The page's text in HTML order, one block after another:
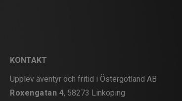
KONTAKT
Upplev äventyr och fritid i Östergötland AB
Roxengatan 4, 58273 Linköping